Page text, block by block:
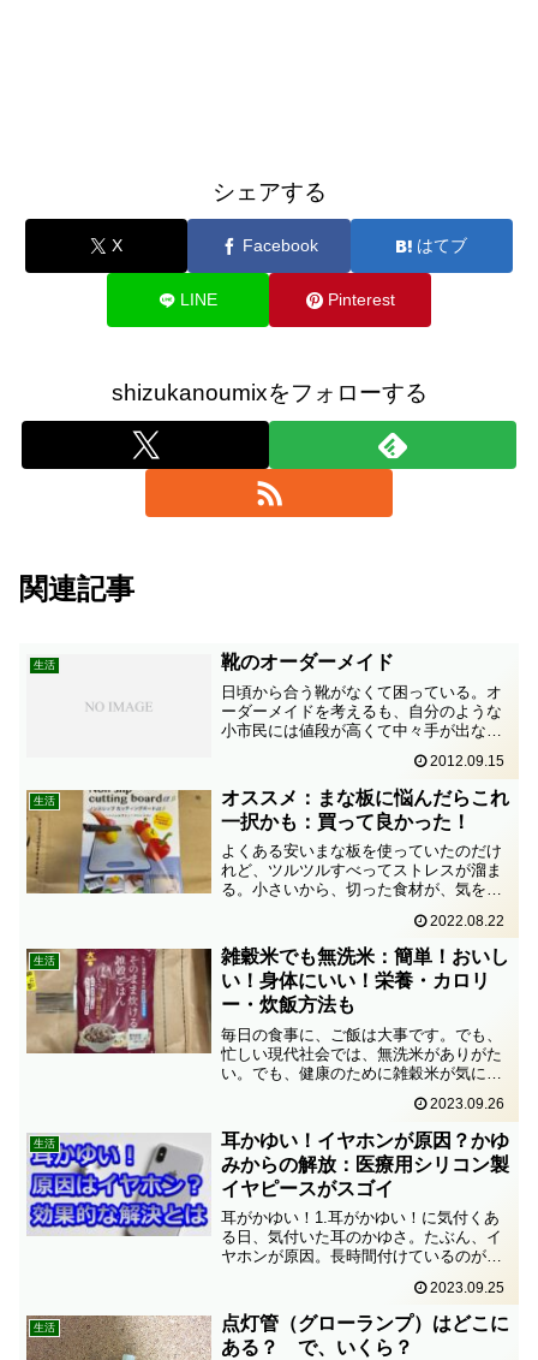
シェアする
X Facebook はてブ
LINE Pinterest
shizukanoumixをフォローする
関連記事
生活 靴のオーダーメイド
日頃から合う靴がなくて困っている。オ
ーダーメイドを考えるも、自分のような
小市民には値段が高くて中々手が出な
を9900円で作ってくれるKIBERA（キベ
ラ）という店が、最近オープンしたとい
う情報をゲット。オ...
2012.09.15
生活
オススメ：まな板に悩んだらこれ
一択かも：買って良かった！
よくある安いまな板を使っていたのだけ
れど、ツルツルすべってストレスが溜ま
る。小さいから、切った食材が、気をつ
ったので、思い切って下のような新しい
まな板を買ってみた。【料理研究家監
修】 まな板 ゴム 抗菌 ...
2022.08.22
生活
雑穀米でも無洗米：簡単！おいし
い！身体にいい！栄養・カロリ
ー・炊飯方法も
毎日の食事に、ご飯は大事です。でも、
忙しい現代社会では、無洗米がありがた
い。でも、健康のために雑穀米が気にな
ど無洗米の「神明 こめからだ もっちり6
種の雑穀米 無洗米」を購入したので、レ
ビューします。1....
2023.09.26
生活
耳かゆい！イヤホンが原因？かゆ
みからの解放：医療用シリコン製
イヤピースがスゴイ
耳がかゆい！1.耳がかゆい！に気付くあ
る日、気付いた耳のかゆさ。たぶん、イ
ヤホンが原因。長時間付けているのが良
いかなと思って、思い切って高いやつを
購入。そう、Air Pods Pro。でも、しば
らく使って...
2023.09.25
生活
点灯管（グローランプ）はどこに
ある？ で、いくら？